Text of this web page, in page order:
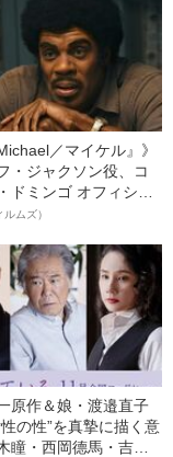
／マイケル』》
・ジャクソン役、コ
ドミンゴ オフィシャ
ュー“観客を魅了した
本興収70億円突破》
ムズ）
原作＆娘・渡邉直子
の性”を真摯に描く意
瞳・西岡德馬・吉田